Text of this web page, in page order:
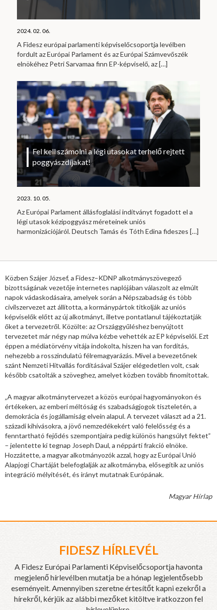
2024. 02. 06.
A Fidesz európai parlamenti képviselőcsoportja levélben
fordult az Európai Parlament és az Európai Számvevőszék
elnökéhez Petri Sarvamaa finn EP-képviselő, az[…]
Fel kell számolni a légi utasokat terhelő rejtett
poggyászdíjakat!
2023. 10. 05.
Az Európai Parlament állásfoglalási indítványt fogadott el a
légi utasok kézipoggyász méreteinek uniós
harmonizációjáról. Deutsch Tamás és Tóth Edina fideszes […]
Közben Szájer József, a Fidesz–KDNP alkotmányszövegező
bizottságának vezetője internetes naplójában válaszolt az elmúlt
napok vádaskodásaira, amelyek során a Népszabadság és több
civilszervezet azt állította, a kormánypártok titkolják az uniós
képviselők előtt az új alkotmányt, illetve pontatlanul tájékoztatják
őket a tervezetről. Közölte: az Országgyűléshez benyújtott
tervezetet már négy nap múlva kézbe vehették az EP képviselői. Ezt
éppen a médiatörvény vitája indokolta, hiszen ha van fordítás,
nehezebb a rosszindulatú félremagyarázás. Mivel a bevezetőnek
szánt Nemzeti Hitvallás fordításával Szájer elégedetlen volt, csak
később csatolták a szöveghez, amelyet közben tovább finomítottak.
„A magyar alkotmánytervezet a közös európai hagyományokon és
értékeken, az emberi méltóság és szabadságjogok tiszteletén, a
demokrácia és jogállamiság elvein alapul. A tervezet választ ad a 21.
századi kihívásokra, a jövő nemzedékekért való felelősség és a
fenntartható fejődés szempontjaira pedig különös hangsúlyt fektet”
– jelentette ki tegnap Joseph Daul, a néppárti frakció elnöke.
Hozzátette, a magyar alkotmányozók azzal, hogy az Európai Unió
Alapjogi Chartáját belefoglalják az alkotmányba, elősegítik az uniós
integráció mélyítését, és irányt mutatnak Európának.
Magyar Hírlap
FIDESZ HÍRLEVÉL
A Fidesz Európai Parlamenti Képviselőcsoportja havonta
megjelenő hírlevélben mutatja be a hónap legjelentősebb
eseményeit. Amennyiben szeretne értesítőt kapni ezekről a
hírekről, kérjük az alábbi mezőket kitöltve iratkozzon fel